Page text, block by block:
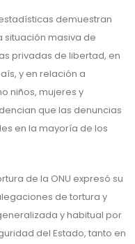
demuestran
situación masiva de
privadas de libertad, en
y en relación a
niños, mujeres y
que las denuncias
en la mayoría de los
de la ONU expresó su
de tortura y
y habitual por
del Estado, tanto en